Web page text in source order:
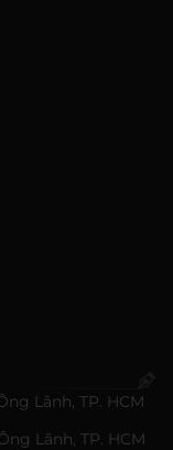
Lãnh, TP. HCM
Lãnh, TP. HCM